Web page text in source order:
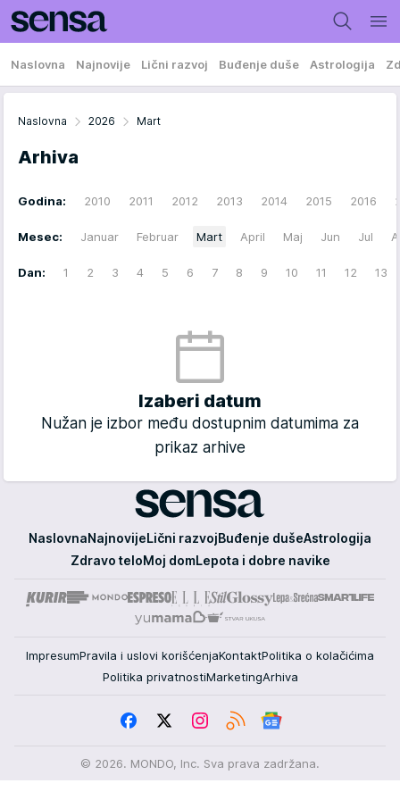
Naslovna Najnovije Lični razvoj Buđenje duše Astrologija
Naslovna 2026 Mart
Arhiva
Godina: 2010 2011 2012 2013 2014 2015 2016
Mesec: Januar Februar Mart April Maj Jun Jul
Dan: 1 2 3 4 5 6 7 8 9 10 11 12 13
Izaberi datum
Nužan je izbor među dostupnim datumima za
prikaz arhive
Sensa
NaslovnaNajnovijeLični razvojBuđenje dušeAstrologija
Zdravo teloMoj domLepota i dobre navike
ImpresumPravila i uslovi korišćenjaKontaktPolitika o kolačićima
Politika privatnostiMarketingArhiva
© 2026. MONDO, Inc. Sva prava zadržana.